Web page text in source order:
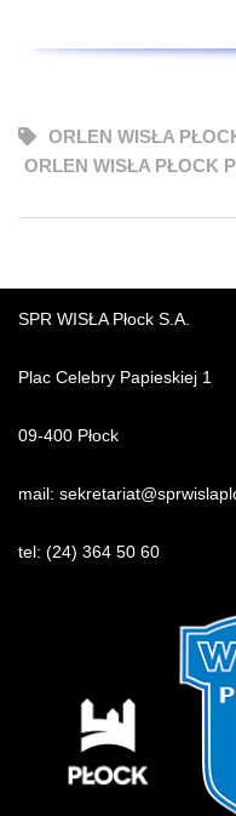
ORLEN WISŁA
ORLEN WISŁA PŁOCK
SPR WISŁA Płock S.A.
Plac Celebry Papieskiej 1
09-400 Płock
mail:
tel: (24) 364 50 60